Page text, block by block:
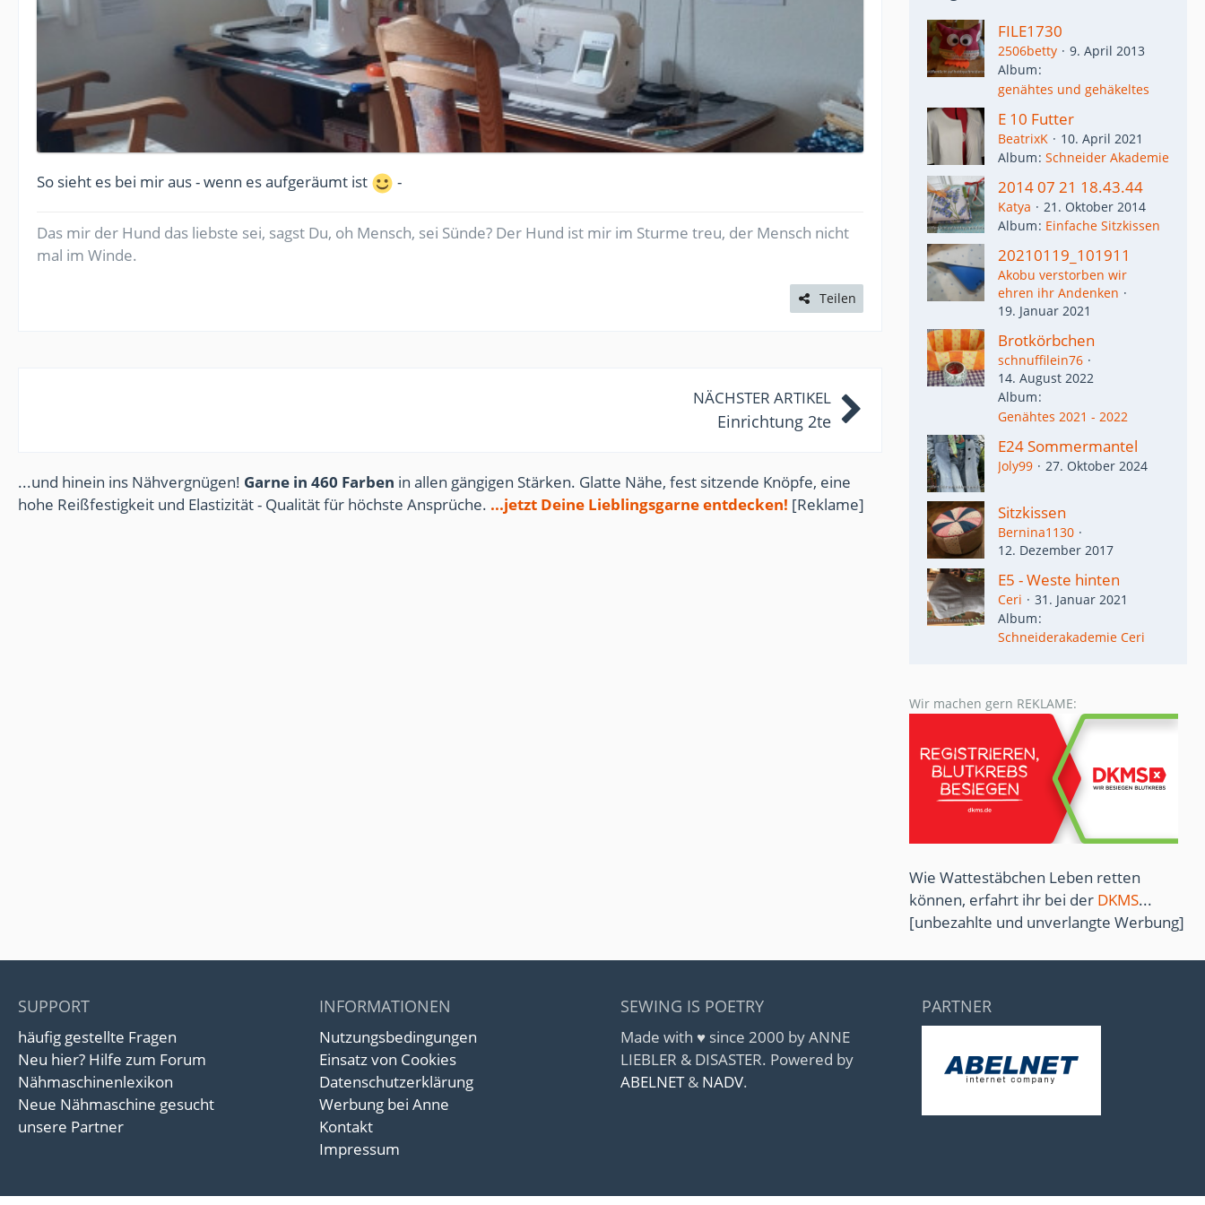
So sieht es bei mir aus - wenn es aufgeräumt ist -
Das mir der Hund das liebste sei, sagst Du, oh Mensch, sei Sünde? Der Hund ist mir im Sturme treu, der Mensch nicht
mal im Winde.
Teilen
NÄCHSTER ARTIKEL
Einrichtung 2te
...und hinein ins Nähvergnügen! Garne in 460 Farben in allen gängigen Stärken. Glatte Nähe, fest sitzende Knöpfe, eine
hohe Reißfestigkeit und Elastizität - Qualität für höchste Ansprüche. ...jetzt Deine Lieblingsgarne entdecken! [Reklame]
FILE1730
2506betty
9. April 2013
Album
genähtes und gehäkeltes
E 10 Futter
BeatrixK
10. April 2021
Album Schneider Akademie
2014 07 21 18.43.44
Katya
21. Oktober 2014
Album Einfache Sitzkissen
20210119_101911
Akobu verstorben wir
ehren ihr Andenken
19. Januar 2021
Brotkörbchen
schnuffilein76
14. August 2022
Album
Genähtes 2021 - 2022
E24 Sommermantel
Joly99 27. Oktober 2024
Sitzkissen
Bernina1130
12. Dezember 2017
E5 - Weste hinten
Ceri
31. Januar 2021
Album
Schneiderakademie Ceri
Wir machen gern REKLAME:
Wie Wattestäbchen Leben retten
können, erfahrt ihr bei der DKMS...
[unbezahlte und unverlangte Werbung]
SUPPORT
häufig gestellte Fragen
Neu hier? Hilfe zum Forum
Nähmaschinenlexikon
Neue Nähmaschine gesucht
unsere Partner
INFORMATIONEN
Nutzungsbedingungen
Einsatz von Cookies
Datenschutzerklärung
Werbung bei Anne
Kontakt
Impressum
SEWING IS POETRY
Made with ♥ since 2000 by ANNE
LIEBLER & DISASTER. Powered by
ABELNET& NADV.
PARTNER